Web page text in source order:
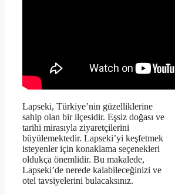
Lapseki, Türkiye’nin güzelliklerine
sahip olan bir ilçesidir. Eşsiz doğası ve
tarihi mirasıyla ziyaretçilerini
büyülemektedir. Lapseki’yi keşfetmek
isteyenler için konaklama seçenekleri
oldukça önemlidir. Bu makalede,
Lapseki’de nerede kalabileceğinizi ve
otel tavsiyelerini bulacaksınız.